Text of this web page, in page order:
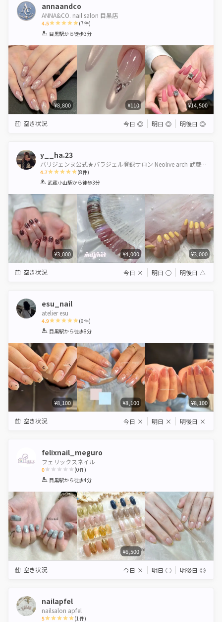
annaandco
ANNA&CO. nail salon 目黒店
4.5
1 2 3 4 5
(7件)
目黒駅から徒歩3分
¥8,800 ¥110 ¥14,500
空き状況 今日 ◎ 明日 ◎ 明後日 ◎
y__ha.23
パリジェンヌ公式★パラジェル登録サロン Neolive arch 武蔵小山【ネオリーブアーチ】
4.7
1 2 3 4 5
(8件)
武蔵小山駅から徒歩3分
¥3,000 ¥4,000 ¥3,000
空き状況 今日 × 明日 ◯ 明後日 △
esu_nail
atelier esu
4.9
1 2 3 4 5
(9件)
目黒駅から徒歩8分
¥8,100 ¥8,100 ¥8,100
空き状況 今日 × 明日 × 明後日 ×
felixnail_meguro
フェリックスネイル
0
1 2 3 4 5
(0件)
目黒駅から徒歩4分
¥6,500
空き状況 今日 × 明日 ◯ 明後日 ◎
nailapfel
nailsalon apfel
5 (1件)